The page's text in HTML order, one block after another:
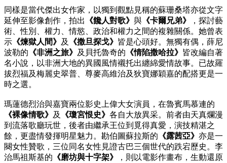
同樣是當代傑出女作家，以獨到觀點見稱的蘇珊桑塔亦從文字
延伸至影像創作，拍出
《饞人對歌》 與 《卡爾兄弟》
，探討藝
術、性別、權力、情慾、政治和權力之間的複雜關係。她曾表
示 《煉獄人間》 及 《撒旦探戈》 皆是心頭好。無獨有偶，薛尼
波勒的 《非洲之旅》 及貝托魯奇的 《情陷撒哈拉》 皆改編自著
名小說，以非洲大地的異國風情襯托出纏綿愛情故事。已故羅
拔烈福及梅麗史翠普、尊麥高維治及狄寶娜穎嘉的配搭更是一
時之選。
瑪蓮德烈治與嘉寶兩位影史上偉大女演員，在魯賓馬慕連的
《裸像情歌》 及 《瓊宮恨史》 各自大放異采。前者由天真爛漫
到流落歌廳玩世，後者由繼承王位到覓得真愛，演技精湛之
餘，更盡情發揮明星魅力。勘伯圖蘇拉斯的 《露茜亞》 亦是一
闋女性贊歌，三位同名女性見證古巴三個世代的跌宕歷史。李
治馬祖斯基的 《磨坊與十字架》
，則以電影作畫布，生動還原